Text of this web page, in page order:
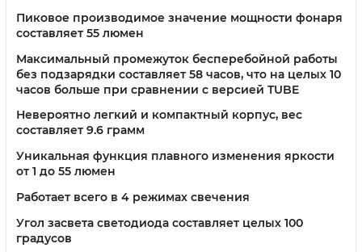
Пиковое производимое значение мощности фонаря
составляет 55 люмен
Максимальный промежуток бесперебойной работы
без подзарядки составляет 58 часов, что на целых 10
часов больше при сравнении с версией TUBE
Невероятно легкий и компактный корпус, вес
составляет 9.6 грамм
Уникальная функция плавного изменения яркости
от 1 до 55 люмен
Работает всего в 4 режимах свечения
Угол засвета светодиода составляет целых 100
градусов